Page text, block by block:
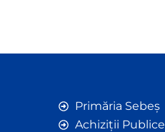
Primăria Sebeș
Achiziții Publice